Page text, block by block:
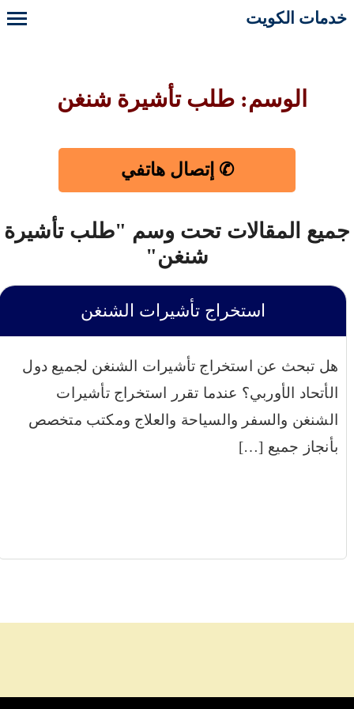
خدمات الكويت
الوسم: طلب تأشيرة شنغن
✆ إتصال هاتفي
جميع المقالات تحت وسم "طلب تأشيرة
شنغن"
استخراج تأشيرات الشنغن
هل تبحث عن استخراج تأشيرات الشنغن لجميع دول
الأتحاد الأوربي؟ عندما تقرر استخراج تأشيرات
الشنغن والسفر والسياحة والعلاج ومكتب متخصص
بأنجاز جميع […]